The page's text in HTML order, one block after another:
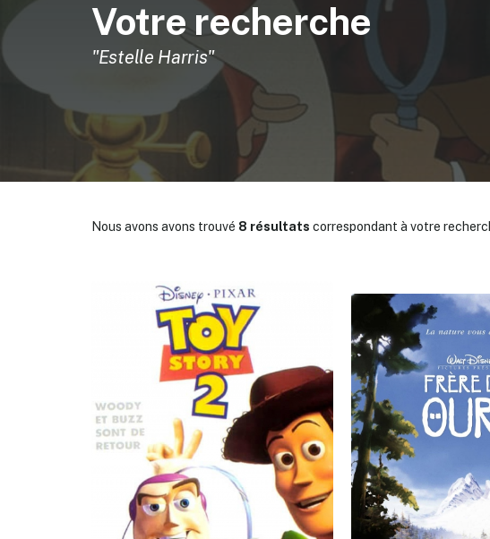
Votre recherche
"Estelle Harris"
Nous avons avons trouvé 8 résultats correspondant à votre
✕